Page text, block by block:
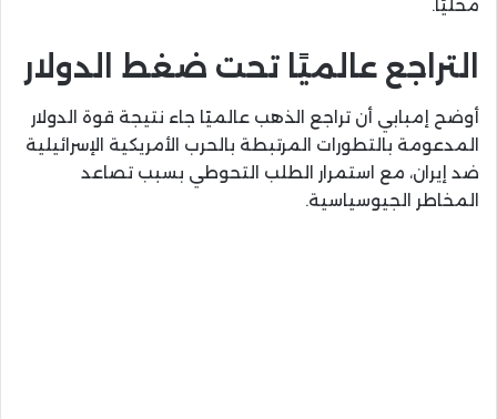
محليًا.
التراجع عالميًا تحت ضغط الدولار
أوضح إمبابي أن تراجع الذهب عالميًا جاء نتيجة قوة الدولار
المدعومة بالتطورات المرتبطة بالحرب الأمريكية الإسرائيلية
ضد إيران، مع استمرار الطلب التحوطي بسبب تصاعد
المخاطر الجيوسياسية.